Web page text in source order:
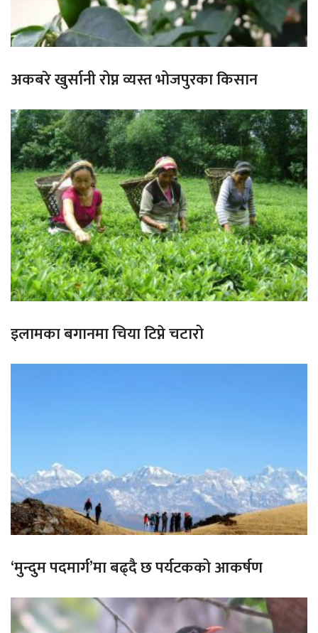
अकबरे खुर्सानी रोप्न व्यस्त भोजपुरका किसान
इलामका बगानमा चिया टिप्ने चटारो
‘मुन्दुम पदमार्ग’मा बढ्दै छ पर्यटकको आकर्षण